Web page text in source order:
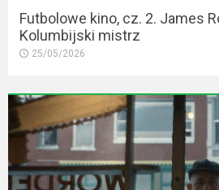
Futbolowe kino, cz. 2. James
Kolumbijski mistrz
25/05/2026